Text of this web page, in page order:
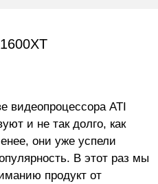
видеопроцессора ATI
и не так долго, как
они уже успели
В этот раз мы
продукт от